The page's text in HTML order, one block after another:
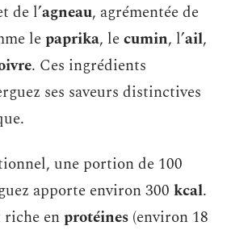
de l’agneau, agrémentée de
lepaprika, lecumin, l’ail,
. Ces ingrédients
ses saveurs distinctives
une portion de 100
apporte environ 300 kcal.
enprotéines (environ 18